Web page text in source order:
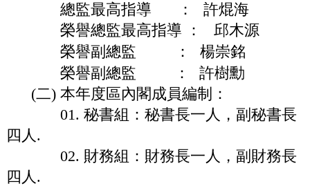
總監最高指導
：
許焜海
榮譽總監最高指導 ： 邱木源
榮譽副總監
：
楊崇銘
榮譽副總監
：
許樹勳
(二) 本年度區內閣成員編制：
01. 秘書組：秘書長一人，副秘書長
四人.
02. 財務組：財務長一人，副財務長
四人.